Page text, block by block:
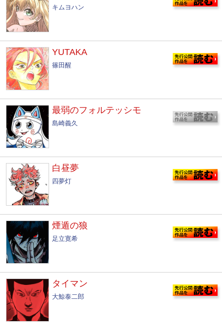
キムヨハン
YUTAKA
篠田醒
最弱のフォルテッシモ
島崎義久
白昼夢
四夢灯
煙遁の狼
足立寛希
タイマン
大鯨泰二郎